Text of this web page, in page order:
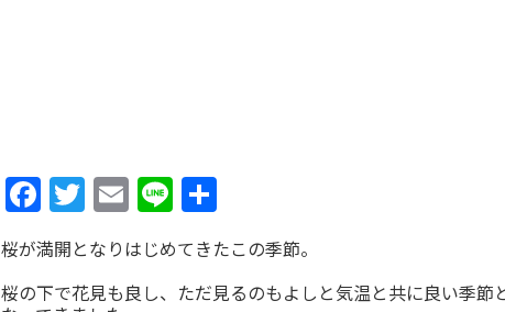
Facebook
Twitter
Email
Line
有
桜が満開となりはじめてきたこの季節。
桜の下で花見も良し、ただ見るのもよしと気温と共に良い季節